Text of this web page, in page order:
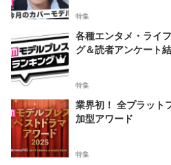
特集
各種エンタメ・ライ
グ＆読者アンケート
特集
業界初！ 全プラット
加型アワード
特集